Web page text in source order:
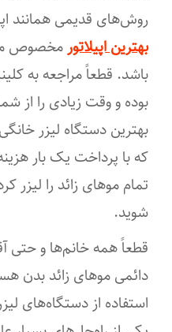
روش‌های قدیمی همانند
بهترین اپیلاتورمخصوص
باشد. قطعاً مراجعه به
بوده و وقت زیادی را از
بهترین دستگاه لیزر
که با پرداخت یک ‌بار
تمام موهای زائد را لیزر
شوید.
قطعاً همه خانم‌ها و حتی
دائمی موهای زائد بدن
استفاده از دستگاه‌های